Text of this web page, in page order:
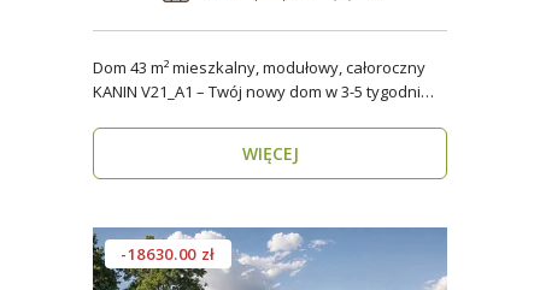
Dom 43 m² mieszkalny, modułowy, całoroczny
KANIN V21_A1 – Twój nowy dom w 3-5 tygodni
WIĘCEJ
-18630.00 zł